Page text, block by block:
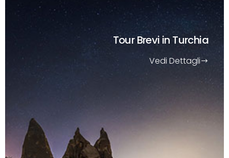
Tour Brevi in Turchia
Vedi Dettagli